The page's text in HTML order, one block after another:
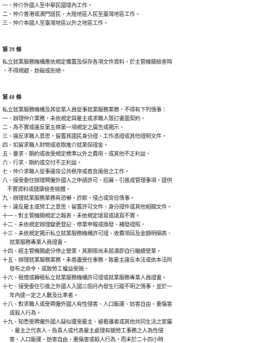
一、仲介外國人至中華民國境內工作。
二、仲介香港或澳門居民、大陸地區人民至臺灣地區工作。
三、仲介本國人至臺灣地區以外之地區工作。
第 39 條
私立就業服務機構應依規定備置及保存各項文件資料，於主管機關檢查時
，不得規避、妨礙或拒絕。
第 40 條
私立就業服務機構及其從業人員從事就業服務業務，不得有下列情事：
一、辦理仲介業務，未依規定與雇主或求職人簽訂書面契約。
二、為不實或違反第五條第一項規定之廣告或揭示。
三、違反求職人意思，留置其國民身分證、工作憑證或其他證明文件。
四、扣留求職人財物或收取推介就業保證金。
五、要求、期約或收受規定標準以外之費用，或其他不正利益。
六、行求、期約或交付不正利益。
七、仲介求職人從事違背公共秩序或善良風俗之工作。
八、接受委任辦理聘僱外國人之申請許可、招募、引進或管理事項，提供
    不實資料或健康檢查檢體。
九、辦理就業服務業務有恐嚇、詐欺、侵占或背信情事。
十、違反雇主或勞工之意思，留置許可文件、身分證件或其他相關文件。
十一、對主管機關規定之報表，未依規定填寫或填寫不實。
十二、未依規定辦理變更登記、停業申報或換發、補發證照。
十三、未依規定揭示私立就業服務機構許可證、收費項目及金額明細表、
      就業服務專業人員證書。
十四、經主管機關處分停止營業，其期限尚未屆滿即自行繼續營業。
十五、辦理就業服務業務，未善盡受任事務，致雇主違反本法或依本法所
      發布之命令，或致勞工權益受損。
十六、租借或轉租私立就業服務機構許可證或就業服務專業人員證書。
十七、接受委任引進之外國人入國三個月內發生行蹤不明之情事，並於一
      年內達一定之人數及比率者。
十八、對求職人或受聘僱外國人有性侵害、人口販運、妨害自由、重傷害
      或殺人行為。
十九、知悉受聘僱外國人疑似遭受雇主、被看護者或其他共同生活之家屬
      、雇主之代表人、負責人或代表雇主處理有關勞工事務之人為性侵
      害、人口販運、妨害自由、重傷害或殺人行為，而未於二十四小時